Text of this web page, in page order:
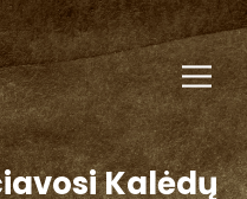
Kalėdų